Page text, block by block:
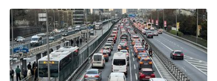
09.04.2026